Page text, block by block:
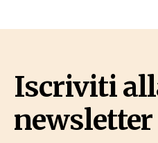
Iscriviti
newsletter